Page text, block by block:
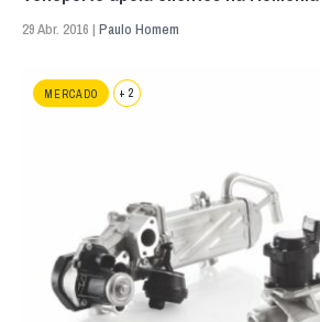
29 Abr. 2016 | Paulo Homem
MERCADO + 2